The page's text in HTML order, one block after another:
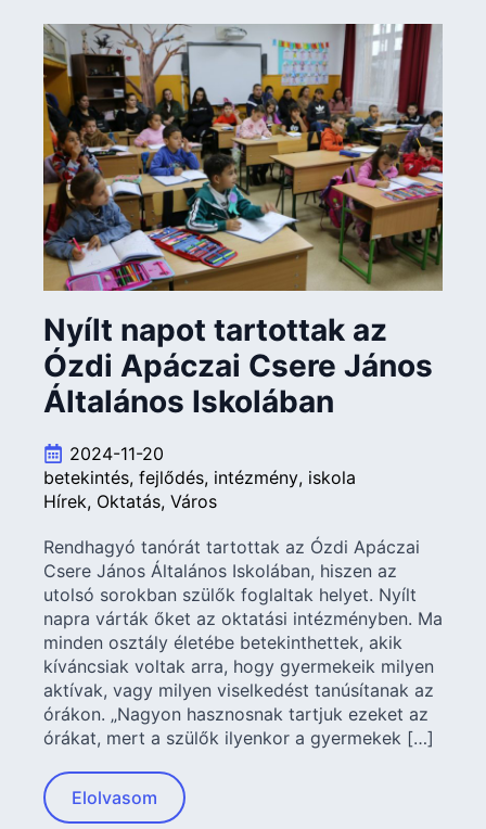
Nyílt napot tartottak az
Ózdi Apáczai Csere János
Általános Iskolában
2024-11-20
betekintés fejlődés intézmény iskola
Hírek Oktatás Város
Rendhagyó tanórát tartottak az Ózdi Apáczai
Csere János Általános Iskolában, hiszen az
utolsó sorokban szülők foglaltak helyet. Nyílt
napra várták őket az oktatási intézményben. Ma
minden osztály életébe betekinthettek, akik
kíváncsiak voltak arra, hogy gyermekeik milyen
aktívak, vagy milyen viselkedést tanúsítanak az
órákon. „Nagyon hasznosnak tartjuk ezeket az
órákat, mert a szülők ilyenkor a gyermekek […]
Elolvasom